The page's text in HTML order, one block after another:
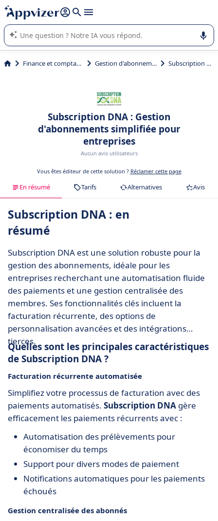
répondre (plusieurs lignes avec
L'IA de Appvizer vous guide dans l'utilisation ou la sélection de
logiciel SaaS en entreprise.
Finance et comptabilité Gestion d'abonnements Subscription DNA
Subscription DNA : Gestion
d'abonnements simplifiée pour
entreprises
Aucun avis utilisateurs
Vous êtes éditeur de cette solution ? Réclamer cette page
En résumé Tarifs Alternatives Avis
Subscription DNA : en
résumé
Subscription DNA est une solution robuste pour la
gestion des abonnements, idéale pour les
entreprises recherchant une automatisation fluide
des paiements et une gestion centralisée des
membres. Ses fonctionnalités clés incluent la
facturation récurrente, des options de
personnalisation avancées et des intégrations
tierces.
Quelles sont les principales caractéristiques
de Subscription DNA ?
Facturation récurrente automatisée
Simplifiez votre processus de facturation avec des
paiements automatisés. Subscription DNA gère
efficacement les paiements récurrents avec :
Automatisation des prélèvements pour
économiser du temps
Support pour divers modes de paiement
Notifications automatiques pour les paiements
échoués
Gestion centralisée des abonnés